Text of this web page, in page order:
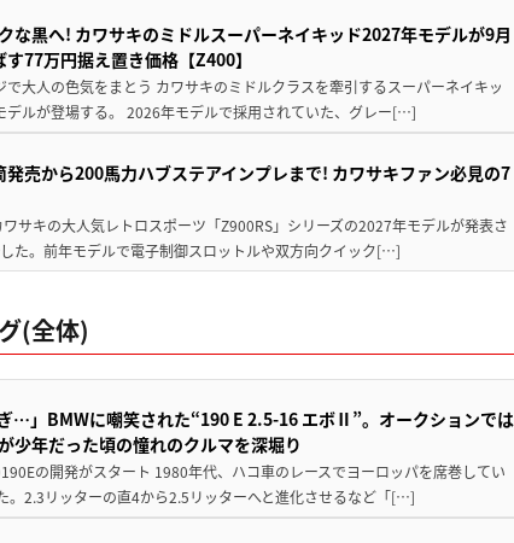
な黒へ! カワサキのミドルスーパーネイキッド2027年モデルが9月
77万円据え置き価格【Z400】
大人の色気をまとう カワサキのミドルクラスを牽引するスーパーネイキッ
デルが登場する。 2026年モデルで採用されていた、グレー[…]
発売から200馬力ハブステアインプレまで! カワサキファン必見の7
サキの大人気レトロスポーツ「Z900RS」シリーズの2027年モデルが発表さ
た。前年モデルで電子制御スロットルや双方向クイック[…]
(全体)
ぎ…」BMWに嘲笑された“190 E 2.5-16 エボⅡ”。オークションでは
少年だった頃の憧れのクルマを深堀り
の開発がスタート 1980年代、ハコ車のレースでヨーロッパを席巻してい
。2.3リッターの直4から2.5リッターへと進化させるなど「[…]